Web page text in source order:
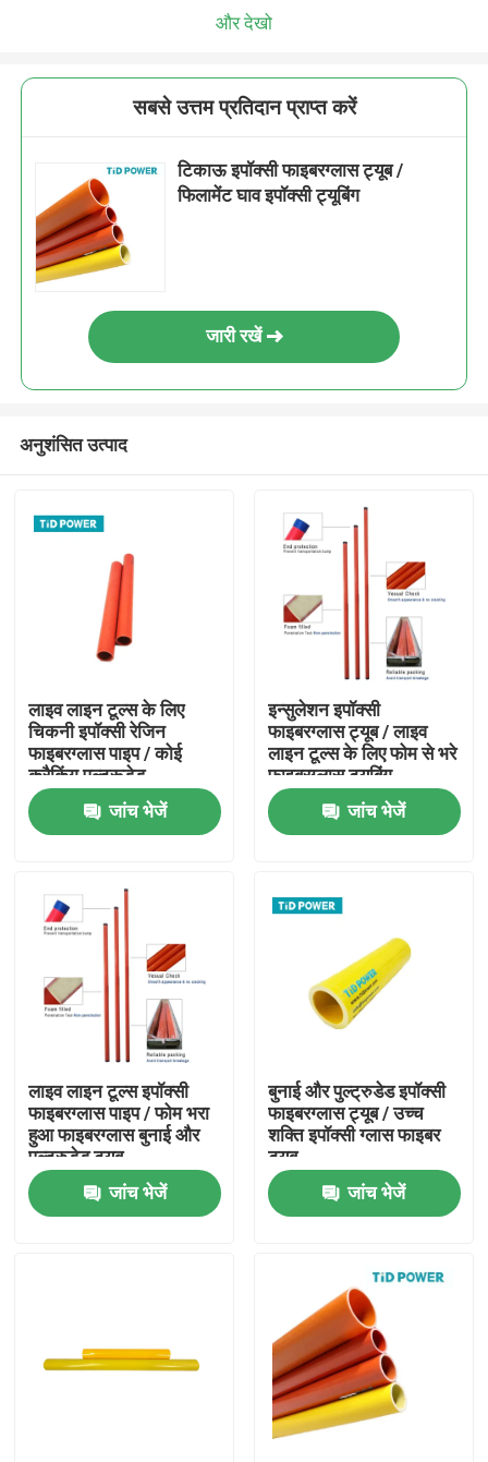
घर
उत्पाद
कारखाना भ्रमण
गुणवत्ता नियंत्रण
और देखो
सबसे उत्तम प्रतिदान प्राप्त करें
टिकाऊ इपॉक्सी फाइबरग्लास ट्यूब /
फिलामेंट घाव इपॉक्सी ट्यूबिंग
जारी रखें
अनुशंसित उत्पाद
लाइव लाइन टूल्स के लिए
चिकनी इपॉक्सी रेजिन
फाइबरग्लास पाइप / कोई
क्रैकिंग पुल्ट्रूडेड
फाइबरग्लास ट्यूब
जांच भेजें
इन्सुलेशन इपॉक्सी
फाइबरग्लास ट्यूब / लाइव
लाइन टूल्स के लिए फोम से भरे
फाइबरग्लास ट्यूबिंग
जांच भेजें
लाइव लाइन टूल्स इपॉक्सी
फाइबरग्लास पाइप / फोम भरा
हुआ फाइबरग्लास बुनाई और
पुल्ट्रुडेड ट्यूब
जांच भेजें
बुनाई और पुल्ट्रुडेड इपॉक्सी
फाइबरग्लास ट्यूब / उच्च
शक्ति इपॉक्सी ग्लास फाइबर
ट्यूब
जांच भेजें